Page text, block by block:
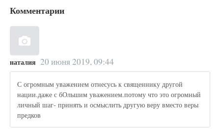
Комментарии
наталия 20 июня 2019, 09:44
С огромным уважением отнесусь к священнику другой
нации.даже с бОльшим уважением.потому что это огромный
личный шаг- принять и осмыслить другую веру вместо веры
предков